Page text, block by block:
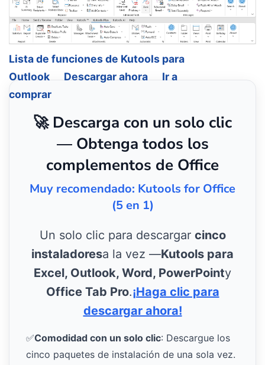
Lista de funciones de Kutools para
Outlook
Descargar ahora
Ir a
comprar
🚀 Descarga con un solo clic
— Obtenga todos los
complementos de Office
Muy recomendado: Kutools for Office
(5 en 1)
Un solo clic para descargar cinco
instaladoresa la vez —Kutools para
Excel, Outlook, Word, PowerPointy
Office Tab Pro.¡Haga clic para
descargar ahora!
✅Comodidad con un solo clic: Descargue los
cinco paquetes de instalación de una sola vez.